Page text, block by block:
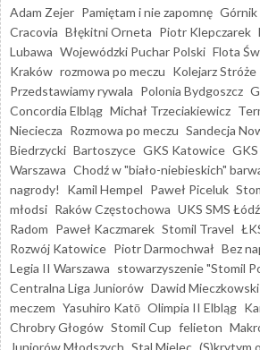
Adam Zejer Pamiętam i nie zapomnę Górnik
Cracovia Błękitni Orneta Piotr Klepczarek
Lubawa Wojewódzki Puchar Polski Flota
Kraków rozmowa po meczu Kolejarz Stróże
Przedstawiamy rywala Polonia Bydgoszcz
Concordia Elbląg Michał Trzeciakiewicz
Nieciecza Rozmowa po meczu Sandecja
Biedrzycki Bartoszyce GKS Katowice
Warszawa Chodź w "biało-niebieskich"
nagrody!
Kamil Hempel Paweł Piceluk
młodsi Raków Częstochowa UKS SMS Łódź
Radom Paweł Kaczmarek Stomil Travel
Rozwój Katowice Piotr Darmochwał Bez
Legia II Warszawa stowarzyszenie "Stomil
Centralna Liga Juniorów Dawid Mieczkowski
meczem Yasuhiro Katō Olimpia II Elbląg
Chrobry Głogów Stomil Cup felieton
Juniorów Młodszych Stal Mielec (S)krytym